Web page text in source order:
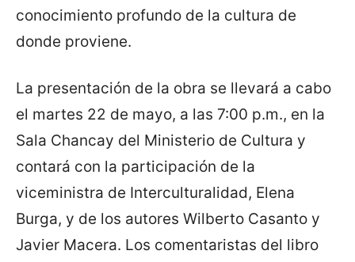
conocimiento profundo de la cultura de
donde proviene.
La presentación de la obra se llevará a cabo
el martes 22 de mayo, a las 7:00 p.m., en la
Sala Chancay del Ministerio de Cultura y
contará con la participación de la
viceministra de Interculturalidad, Elena
Burga, y de los autores Wilberto Casanto y
Javier Macera. Los comentaristas del libro